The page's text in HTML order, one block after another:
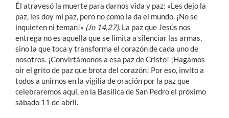
Él atravesó la muerte para darnos vida y paz: «Les dejo la
paz, les doy mi paz, pero no como la da el mundo. ¡No se
inquieten ni teman!» (Jn 14,27). La paz que Jesús nos
entrega no es aquella que se limita a silenciar las armas,
sino la que toca y transforma el corazón de cada uno de
nosotros. ¡Convirtámonos a esa paz de Cristo! ¡Hagamos
oír el grito de paz que brota del corazón! Por eso, invito a
todos a unirnos en la vigilia de oración por la paz que
celebraremos aquí, en la Basílica de San Pedro el próximo
sábado 11 de abril.